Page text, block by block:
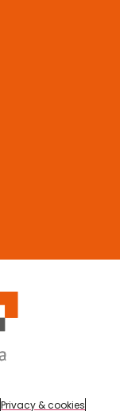
Privacy & cookies